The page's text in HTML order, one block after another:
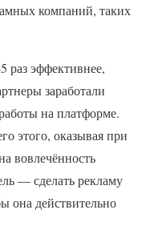
компаний, таких
раз эффективнее,
заработали
на платформе.
этого, оказывая при
вовлечённость
— сделать рекламу
она действительно